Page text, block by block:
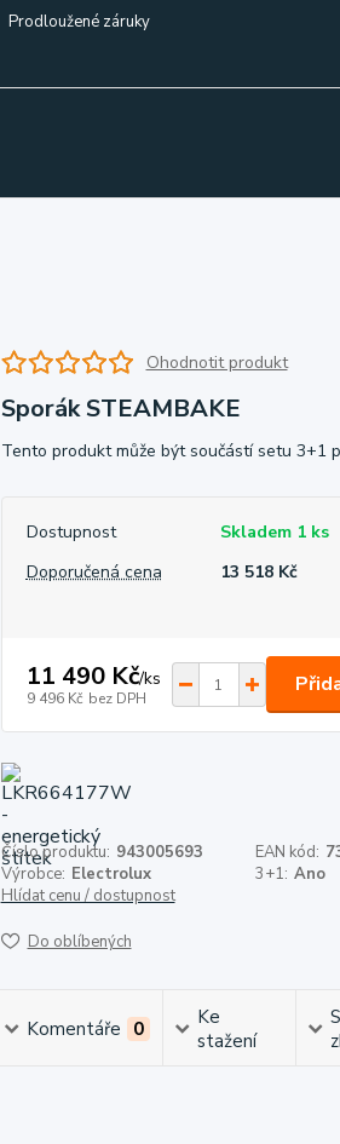
Prodloužené záruky
Ohodnotit produkt
Sporák STEAMBAKE
Tento produkt může být součástí setu 3+1
Dostupnost
Skladem 1 ks
Doporučená cena
13 518 Kč
11 490 Kč/ks
9 496 Kč bez DPH
Číslo produktu: 943005693 EAN kód:
Výrobce: Electrolux 3+1: Ano
Hlídat cenu / dostupnost
Do oblíbených
Komentáře 0
Ke
stažení